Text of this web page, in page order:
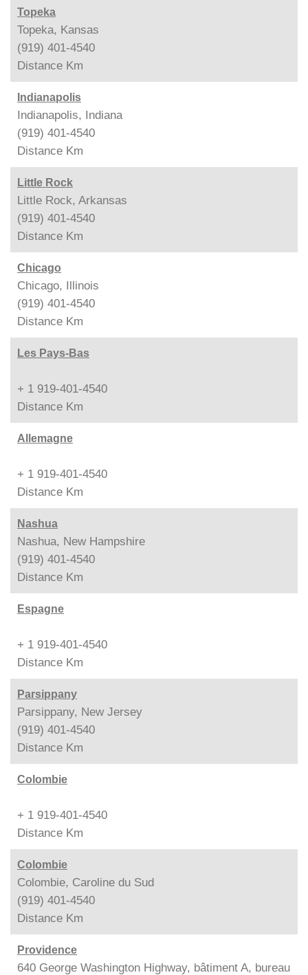
Topeka
Topeka, Kansas
(919) 401-4540
Distance Km
Indianapolis
Indianapolis, Indiana
(919) 401-4540
Distance Km
Little Rock
Little Rock, Arkansas
(919) 401-4540
Distance Km
Chicago
Chicago, Illinois
(919) 401-4540
Distance Km
Les Pays-Bas
+ 1 919-401-4540
Distance Km
Allemagne
+ 1 919-401-4540
Distance Km
Nashua
Nashua, New Hampshire
(919) 401-4540
Distance Km
Espagne
+ 1 919-401-4540
Distance Km
Parsippany
Parsippany, New Jersey
(919) 401-4540
Distance Km
Colombie
+ 1 919-401-4540
Distance Km
Colombie
Colombie, Caroline du Sud
(919) 401-4540
Distance Km
Providence
640 George Washington Highway, bâtiment A, bureau